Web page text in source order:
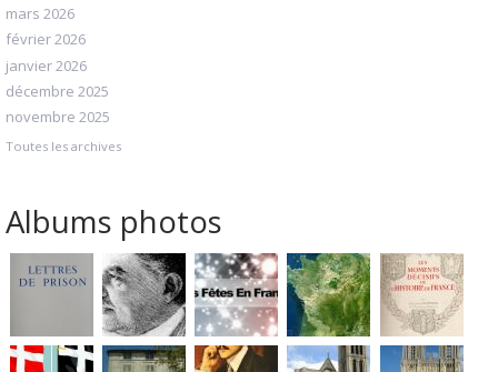
mars 2026
février 2026
janvier 2026
décembre 2025
novembre 2025
Toutes les archives
Albums photos